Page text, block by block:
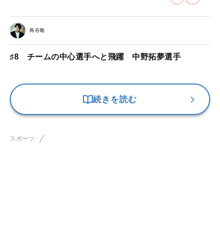
鳥谷敬
♯8 チームの中心選手へと飛躍 中野拓夢選手
続きを読む
スポーツ